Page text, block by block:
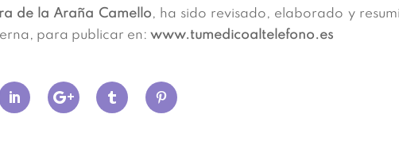
de la Araña Camello, ha sido revisado, elaborado y
para publicar en:www.tumedicoaltelefono.es